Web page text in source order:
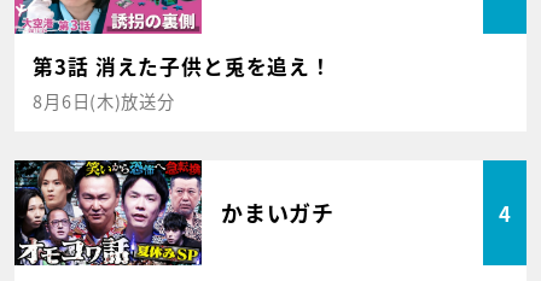
第3話 消えた子供と兎を追え！
8月6日(木)放送分
かまいガチ 4